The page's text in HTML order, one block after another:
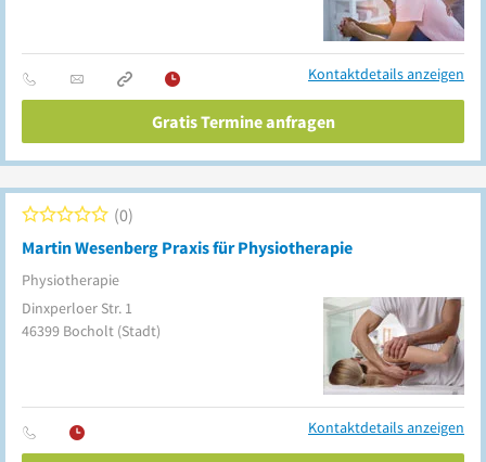
Kontaktdetails anzeigen
Gratis Termine anfragen
Martin Wesenberg Praxis für Physiotherapie
Physiotherapie
0
Dinxperloer Str. 1
46399 Bocholt (Stadt)
Kontaktdetails anzeigen